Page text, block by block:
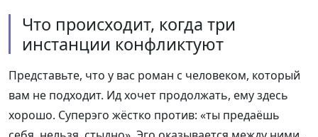
Что происходит, когда три
инстанции конфликтуют
Представьте, что у вас роман с человеком, который
вам не подходит. Ид хочет продолжать, ему здесь
хорошо. Суперэго жёстко против: «ты предаёшь